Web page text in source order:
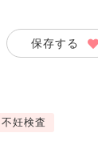
保存する
不妊検査